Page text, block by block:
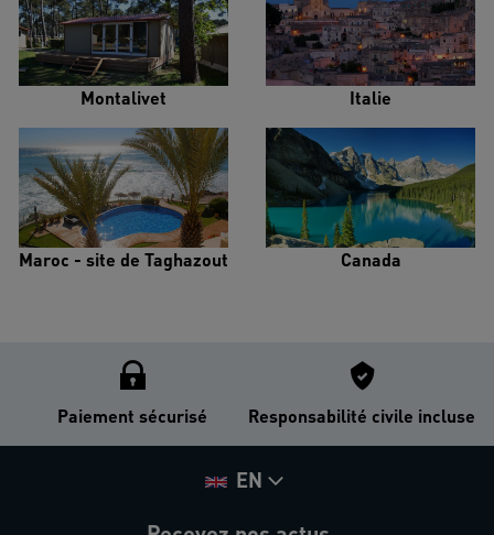
Montalivet Italie
Maroc - site de Taghazout Canada
Paiement sécurisé Responsabilité civile incluse
EN